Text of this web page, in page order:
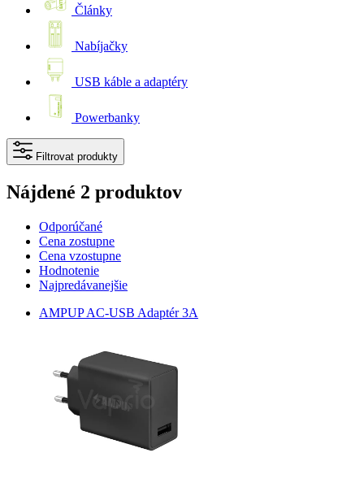
Články
Nabíjačky
USB káble a adaptéry
Powerbanky
Filtrovat produkty
Nájdené 2 produktov
Odporúčané
Cena zostupne
Cena vzostupne
Hodnotenie
Najpredávanejšie
AMPUP AC-USB Adaptér 3A